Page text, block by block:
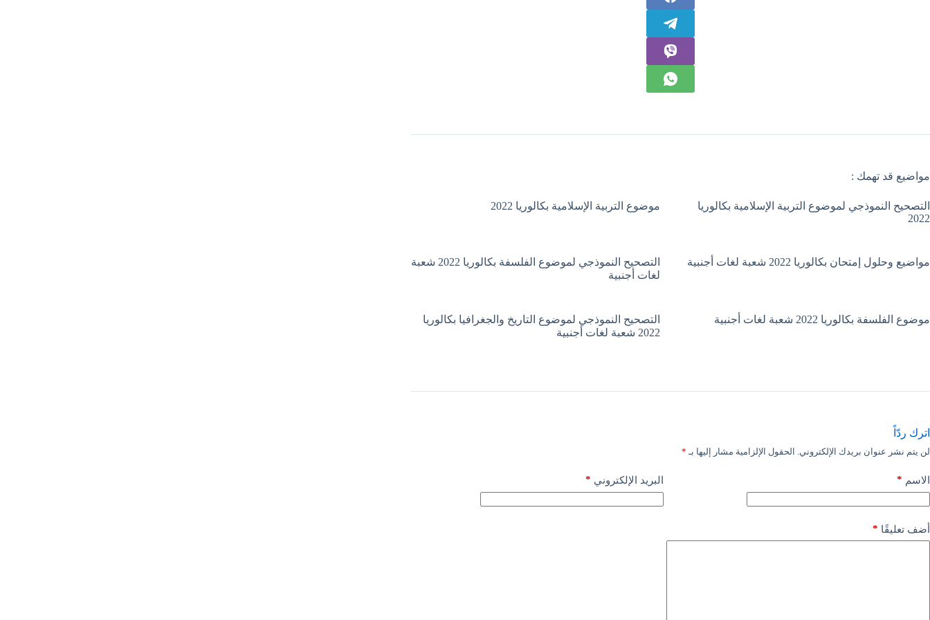
مواضيع قد تهمك :
التصحيح النموذجي لموضوع التربية الإسلامية بكالوريا
2022
موضوع التربية الإسلامية بكالوريا 2022
مواضيع وحلول إمتحان بكالوريا 2022 شعبة لغات أجنبية
التصحيح النموذجي لموضوع الفلسفة بكالوريا 2022 شعبة
لغات أجنبية
موضوع الفلسفة بكالوريا 2022 شعبة لغات أجنبية
التصحيح النموذجي لموضوع التاريخ والجغرافيا بكالوريا
2022 شعبة لغات أجنبية
اترك ردّاً
لن يتم نشر عنوان بريدك الإلكتروني. الحقول الإلزامية مشار إليها بـ *
الاسم * البريد الإلكتروني *
أضف تعليقًا *